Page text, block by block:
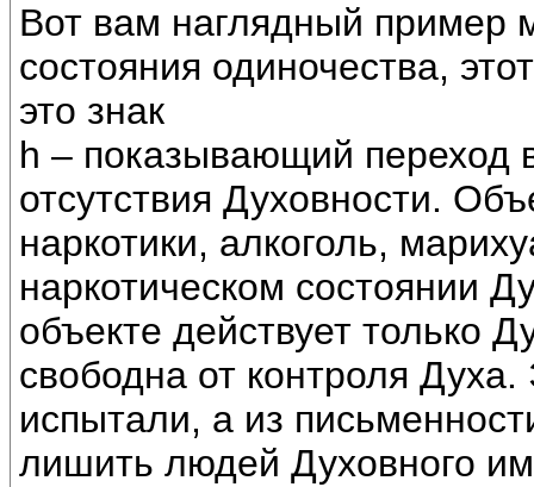
Вот вам наглядный пример
состояния одиночества,
это знак
h – показывающий переход
отсутствия Духовности.
наркотики, алкоголь,
наркотическом состоянии
объекте действует только
свободна от контроля
испытали, а из
лишить людей Духовного